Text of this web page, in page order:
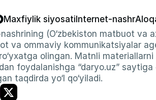
Maxfiylik siyosati Internet-nashr
(O‘zbekiston matbuot va
va ommaviy kommunikatsiyalar
olingan. Matnli
foydalanishga “daryo.uz”
taqdirda yo‘l qo‘yiladi.